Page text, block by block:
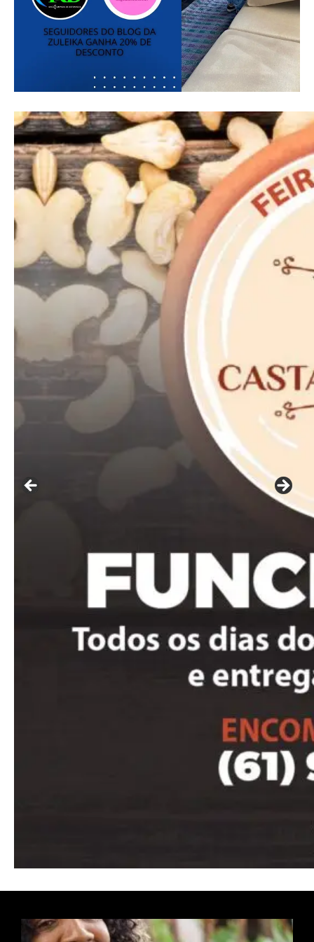
━ pricing plans
Etiam est nibh, lobortis sit
Ut mollis pellentesque tortor